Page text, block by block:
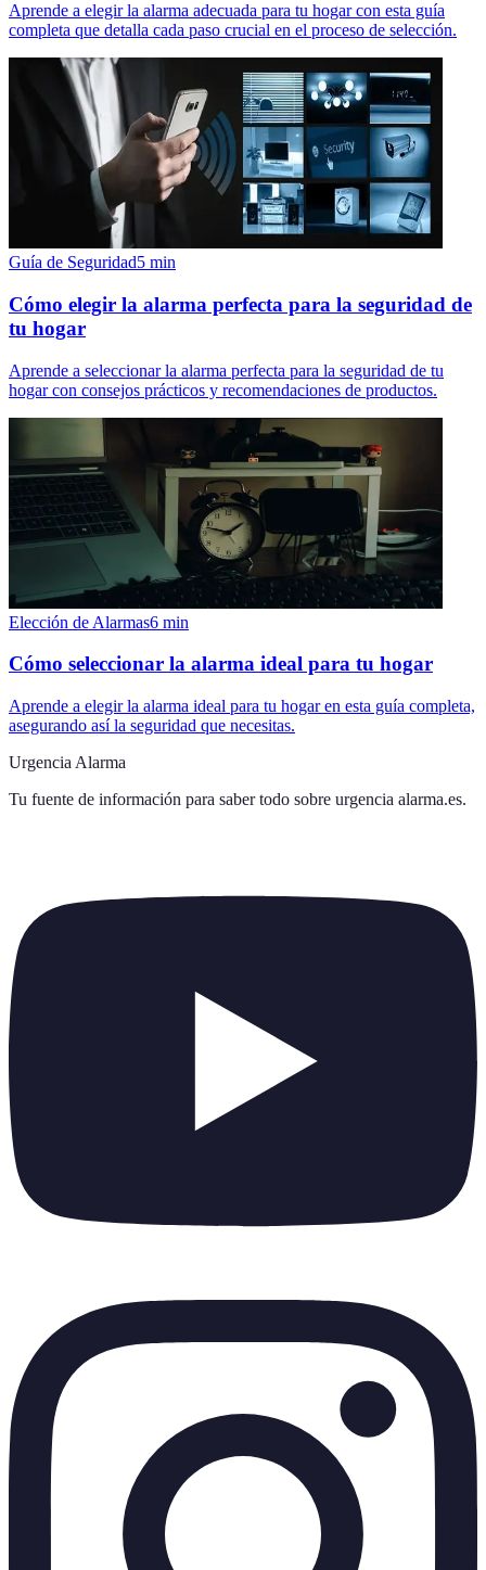
Aprende a elegir la alarma adecuada para tu hogar con esta guía
completa que detalla cada paso crucial en el proceso de selección.
Guía de Seguridad5 min
Cómo elegir la alarma perfecta para la seguridad de
tu hogar
Aprende a seleccionar la alarma perfecta para la seguridad de tu
hogar con consejos prácticos y recomendaciones de productos.
Elección de Alarmas6 min
Cómo seleccionar la alarma ideal para tu hogar
Aprende a elegir la alarma ideal para tu hogar en esta guía completa,
asegurando así la seguridad que necesitas.
Urgencia Alarma
Tu fuente de información para saber todo sobre urgencia alarma.es.